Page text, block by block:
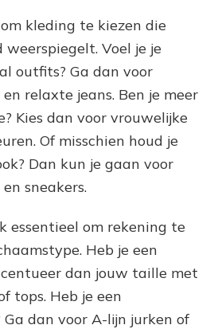
kleding te kiezen die
weerspiegelt. Voel je je
outfits? Ga dan voor
relaxte jeans. Ben je meer
Kies dan voor vrouwelijke
Of misschien houd je
Dan kun je gaan voor
sneakers.
essentieel om rekening te
Heb je een
dan jouw taille met
tops. Heb je een
dan voor A-lijn jurken of